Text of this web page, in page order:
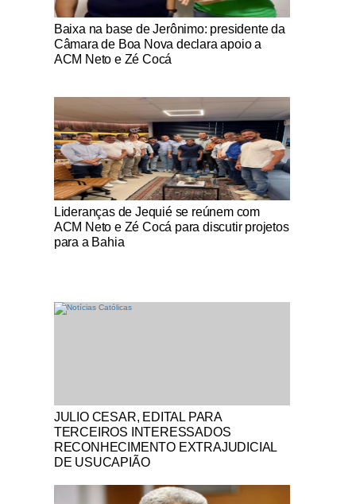
Notícias Católicas
Baixa na base de Jerônimo: presidente da
Câmara de Boa Nova declara apoio a
ACM Neto e Zé Cocá
Notícias Católicas
Lideranças de Jequié se reúnem com
ACM Neto e Zé Cocá para discutir projetos
para a Bahia
Notícias Católicas
JULIO CESAR, EDITAL PARA
TERCEIROS INTERESSADOS
RECONHECIMENTO EXTRAJUDICIAL
DE USUCAPIÃO